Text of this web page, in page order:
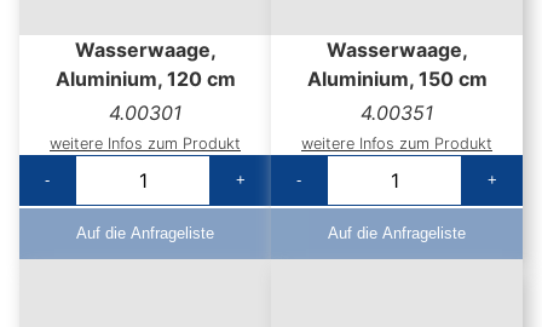
Wasserwaage,
Aluminium, 120 cm
4.00301
weitere Infos zum Produkt
-
+
Auf die Anfrageliste
Wasserwaage,
Aluminium, 150 cm
4.00351
weitere Infos zum Produkt
-
+
Auf die Anfrageliste